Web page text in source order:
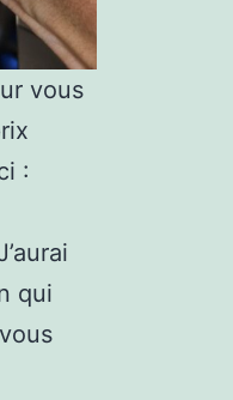
vous
:
qui